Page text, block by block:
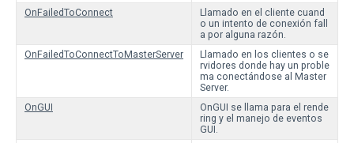
OnFailedToConnect
Llamado en el cliente cuand
o un intento de conexión fall
a por alguna razón.
OnFailedToConnectToMasterServer
Llamado en los clientes o se
rvidores donde hay un proble
ma conectándose al Master
Server.
OnGUI
OnGUI se llama para el rende
ring y el manejo de eventos
GUI.